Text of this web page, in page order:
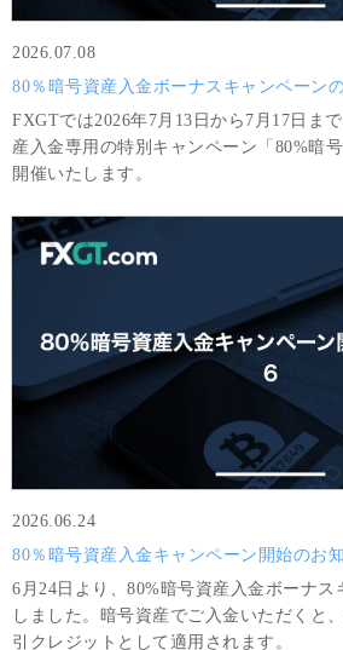
2026.07.08
80％暗号資産入金ボーナスキャンペーン
FXGTでは2026年7月13日から7月17日ま
産入金専用の特別キャンペーン「80%暗
開催いたします。
2026.06.24
80％暗号資産入金キャンペーン開始のお
6月24日より、80%暗号資産入金ボーナス
しました。暗号資産でご入金いただくと
引クレジットとして適用されます。